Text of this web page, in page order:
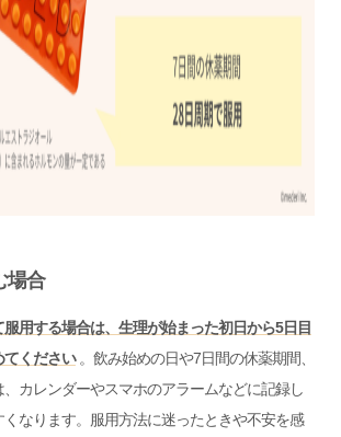
場合
用する場合は、生理が始まった初日から5日目
てください。飲み始めの日や7日間の休薬期間、
カレンダーやスマホのアラームなどに記録し
なります。服用方法に迷ったときや不安を感